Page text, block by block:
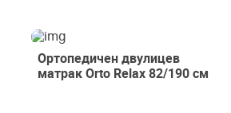
Ортопедичен двулицев
матрак Orto Relax 82/190 см